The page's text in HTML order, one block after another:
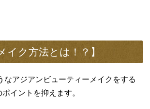
イク方法とは！？】
なアジアンビューティーメイクをする
イントを抑えます。